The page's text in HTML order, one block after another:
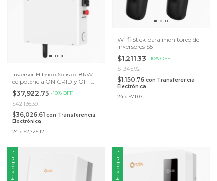
Inversor Híbrido Solis de 8kW
de potencia ON GRID y OFF
GRID, Salida AC de respaldo
fase dividida de 120/240V
$37,922.75 -10% OFF
$42,136.39
$36,026.61 con Transferencia
Electrónica
24 x $2,225.12
Wi-fi Stick para monitoreo de
inversores S5
$1,211.33 -10% OFF
$1,345.92
$1,150.76 con Transferencia
Electrónica
24 x $71.07
Envío gratis Envío gratis